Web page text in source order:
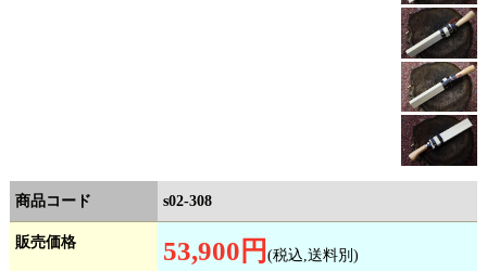
商品コード s02-308
販売価格 53,900円 (税込,送料別)